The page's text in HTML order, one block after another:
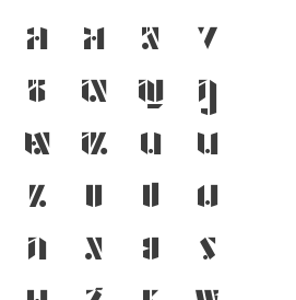
ค ฅ ฆ ง
ซ ฌ ญ ฎ
ฒ ณ ด ต
น บ ป ผ
ภ ม ย ร